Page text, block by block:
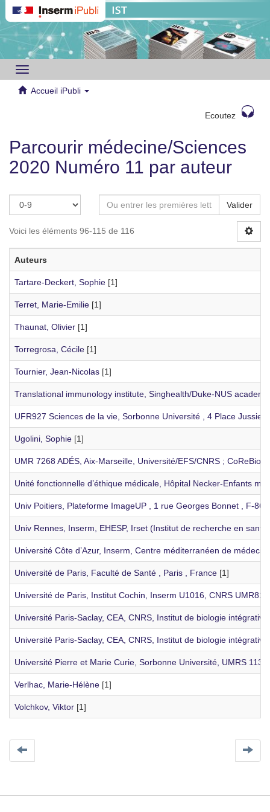
Toggle
navigation
Accueil iPubli
Ecoutez
Parcourir médecine/Sciences
2020 Numéro 11 par auteur
Valider
Voici les éléments 96-115 de 116
Auteurs
Tartare-Deckert, Sophie [1]
Terret, Marie-Emilie [1]
Thaunat, Olivier [1]
Torregrosa, Cécile [1]
Tournier, Jean-Nicolas [1]
Translational immunology institute, Singhealth/Duke-NUS
UFR927 Sciences de la vie, Sorbonne Université , 4 Place
Ugolini, Sophie [1]
UMR 7268 ADÉS, Aix-Marseille, Université/EFS/CNRS ;
Unité fonctionnelle d’éthique médicale, Hôpital Necker-Enfants
Univ Poitiers, Plateforme ImageUP , 1 rue Georges Bonnet , F-
Univ Rennes, Inserm, EHESP, Irset (Institut de recherche en
Université Côte d’Azur, Inserm, Centre méditerranéen de
Université de Paris, Faculté de Santé , Paris , France [1]
Université de Paris, Institut Cochin, Inserm U1016, CNRS
Université Paris-Saclay, CEA, CNRS, Institut de biologie
Université Paris-Saclay, CEA, CNRS, Institut de biologie
Université Pierre et Marie Curie, Sorbonne Université, UMRS
Verlhac, Marie-Hélène [1]
Volchkov, Viktor [1]